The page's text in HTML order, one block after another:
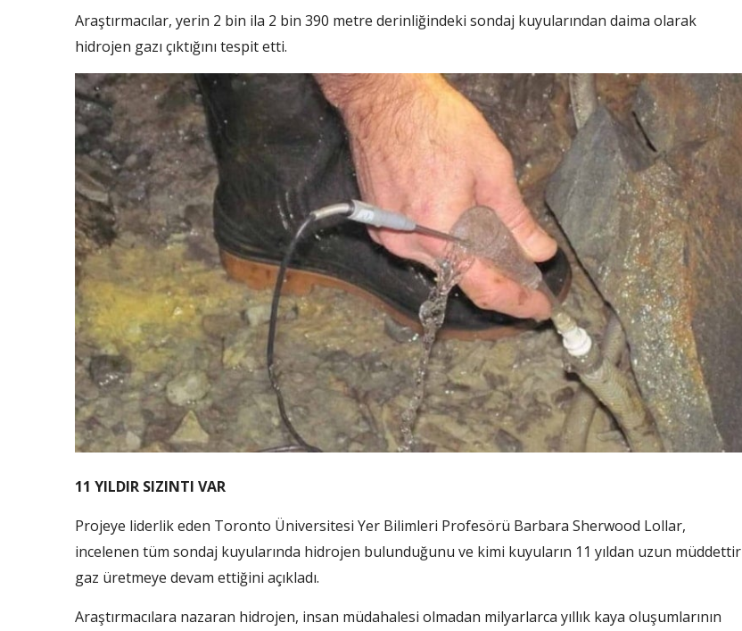
Araştırmacılar, yerin 2 bin ila 2 bin 390 metre derinliğindeki sondaj kuyularından daima olarak
hidrojen gazı çıktığını tespit etti.
11 YILDIR SIZINTI VAR
Projeye liderlik eden Toronto Üniversitesi Yer Bilimleri Profesörü Barbara Sherwood Lollar,
incelenen tüm sondaj kuyularında hidrojen bulunduğunu ve kimi kuyuların 11 yıldan uzun müddettir
gaz üretmeye devam ettiğini açıkladı.
Araştırmacılara nazaran hidrojen, insan müdahalesi olmadan milyarlarca yıllık kaya oluşumlarının